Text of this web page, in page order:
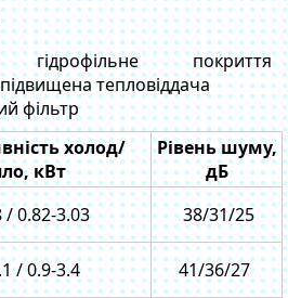
гідрофільне покриття
тепловіддача
фільтр
холод/
кВт
Рівень шуму,
дБ
/ 0.82-3.03
38/31/25
/ 0.9-3.4
41/36/27